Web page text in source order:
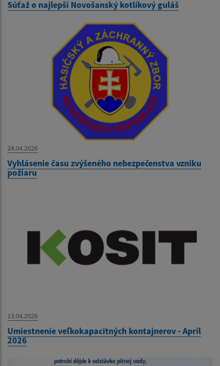
Súťaž o najlepší Novošanský kotlíkový guláš
24.04.2026
Vyhlásenie času zvýšeného nebezpečenstva vzniku
požiaru
13.04.2026
Umiestnenie veľkokapacitných kontajnerov - Apríl
2026